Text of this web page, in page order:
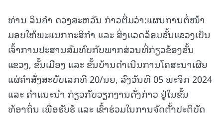
ທ່ານ ລິນຄຳ ດວງສະຫວັນ ກ່າວຕື່ມວ່າ:ແຜນການຕໍ່ໜ້າ
ມອບໃຫ້ພະແນກກະສິກຳ ແລະ ສິ່ງແວດລ້ອມຂັ້ນແຂວງເປັນ
ເຈົ້າການປະສານສົມທົບກັບພາກສ່ວນທີ່ກ່ຽວຂ້ອງຂັ້ນ
ແຂວງ, ຂັ້ນເມືອງ ແລະ ຂັ້ນບ້ານດໍາເນີນການໂຄສະນາເຜີຍ
ແຜ່ຄໍາສັ່ງສະບັບເລກທີ 20/ນຍ, ລົງວັນທີ 05 ພະຈິກ 2024
ແລະ ຄໍາແນະນໍາ ກ່ຽວກັບວຽກງານດັ່ງກ່າວ ຢູ່ໃນຂັ້ນ
ທ້ອງຖິ່ນ ເພື່ອຮັບຮູ້ ແລະ ເຂົ້າຮ່ວມໃນການຈັດຕັ້ງປະຕິບັດ